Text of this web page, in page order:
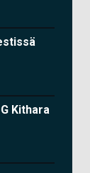
Kithara